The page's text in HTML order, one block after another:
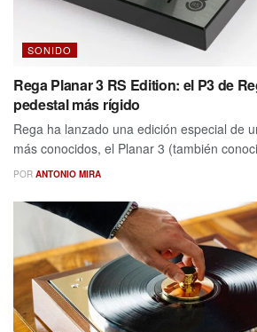
SONIDO
Rega Planar 3 RS Edition: el P3 de
pedestal más rígido
Rega ha lanzado una edición especial de
más conocidos, el Planar 3 (también
POR ANTONIO MIRA